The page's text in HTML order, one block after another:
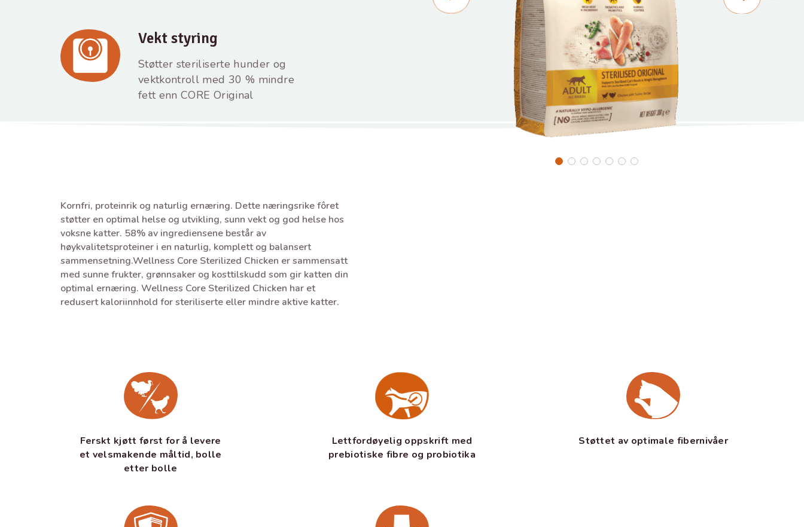
Vekt styring
Støtter steriliserte hunder og
vektkontroll med 30 % mindre
fett enn CORE Original
Kornfri, proteinrik og naturlig ernæring. Dette næringsrike fôret
støtter en optimal helse og utvikling, sunn vekt og god helse hos
voksne katter. 58% av ingrediensene består av
høykvalitetsproteiner i en naturlig, komplett og balansert
sammensetning.Wellness Core Sterilized Chicken er sammensatt
med sunne frukter, grønnsaker og kosttilskudd som gir katten din
optimal ernæring. Wellness Core Sterilized Chicken har et
redusert kaloriinnhold for steriliserte eller mindre aktive katter.
Ferskt kjøtt først for å levere
et velsmakende måltid, bolle
etter bolle
Lettfordøyelig oppskrift med
prebiotiske fibre og probiotika
Støttet av optimale fibernivåer